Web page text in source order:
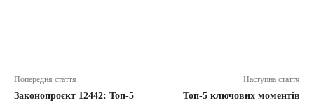
Попередня стаття
Законопроєкт 12442: Топ-5
Наступна стаття
Топ-5 ключових моментів